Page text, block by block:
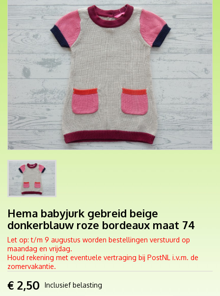
Hema babyjurk gebreid beige
donkerblauw roze bordeaux maat 74
Let op: t/m 9 augustus worden bestellingen verstuurd op
maandag en vrijdag.
Houd rekening met eventuele vertraging bij PostNL i.v.m. de
zomervakantie.
€ 2,50 Inclusief belasting